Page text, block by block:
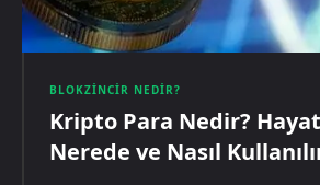
BLOKZINCIR NEDIR?
Kripto Para Nedir?
Nerede ve Nasıl